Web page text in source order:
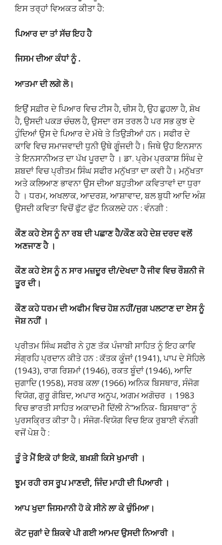
ਇਸ ਤਰ੍ਹਾਂ ਵਿਅਕਤ ਕੀਤਾ ਹੈ:
ਪਿਆਰ ਦਾ ਤਾਂ ਸੱਚ ਇਹ ਹੈ
ਜਿਸਮ ਦੀਆ ਕੰਧਾਂ ਨੂੰ .
ਆਤਮਾ ਦੀ ਲਗੇ ਲੋ।
ਇਉਂ ਸਫ਼ੀਰ ਦੇ ਪਿਆਰ ਵਿਚ ਟੀਸ ਹੈ, ਚੀਸ ਹੈ, ਉਹ ਛੁਹਲਾ ਹੈ, ਸ਼ੋਖ
ਹੈ, ਉਸਦੀ ਪਕੜ ਚੰਚਲ ਹੈ, ਉਸਦਾ ਰਸ ਤਰਲ ਹੈ ਪਰ ਸਭ ਕੁਝ ਦੇ
ਹੁੰਦਿਆਂ ਉਸ ਦੇ ਪਿਆਰ ਦੇ ਮੱਥੇ ਤੇ ਤਿਉੜੀਆਂ ਹਨ। ਸਫੀਰ ਦੇ
ਕਾਵਿ ਵਿਚ ਸਮਾਜਵਾਦੀ ਧੁਨੀ ਉਥੇ ਗੂੰਜਦੀ ਹੈ। ਜਿਥੇ ਉਹ ਇਨਸਾਨ
ਤੇ ਇਨਸਾਨੀਅਤ ਦਾ ਪੱਖ ਪੂਰਦਾ ਹੈ । ਡਾ. ਪ੍ਰੇਮ ਪ੍ਰਕਾਸ਼ ਸਿੰਘ ਦੇ
ਸ਼ਬਦਾਂ ਵਿਚ ਪ੍ਰੀਤਮ ਸਿੰਘ ਸਫੀਰ ਮਨੁੱਖਤਾ ਦਾ ਕਵੀ ਹੈ। ਮਨੁੱਖਤਾ
ਅਤੇ ਕਲਿਆਣ ਭਾਵਨਾ ਉਸ ਦੀਆ ਬਹੁਤੀਆ ਕਵਿਤਾਵਾਂ ਦਾ ਧੁਰਾ
ਹੈ । ਧਰਮ, ਅਖਲਾਕ, ਆਦਰਸ਼, ਆਸ਼ਾਵਾਦ, ਬਲ ਬੁਧੀ ਆਦਿ ਅੰਸ਼
ਉਸਦੀ ਕਵਿਤਾ ਵਿਚੋਂ ਫੁੱਟ ਫੁੱਟ ਨਿਕਲਦੇ ਹਨ : ਵੰਨਗੀ :
ਕੌਣ ਕਹੇ ਏਸ ਨੂੰ ਨਾ ਰਬ ਦੀ ਪਛਾਣ ਹੈ/ਕੌਣ ਕਹੇ ਦੇਸ਼ ਦਰਦ ਵਲੋਂ
ਅਣਜਾਣ ਹੈ ।
ਕੌਣ ਕਹੇ ਏਸ ਨੂੰ ਨ ਸਾਰ ਮਜ਼ਦੂਰ ਦੀ/ਦੇਖਦਾ ਹੈ ਜੀਵ ਵਿਚ ਰੌਸ਼ਨੀ ਜੋ
ਤੂਰ ਦੀ।
ਕੌਣ ਕਹੇ ਧਰਮ ਦੀ ਅਫੀਮ ਵਿਚ ਹੋਸ਼ ਨਹੀਂ/ਜੁਗ ਪਲਟਾਣ ਦਾ ਏਸ ਨੂੰ
ਜੋਸ਼ ਨਹੀਂ ।
ਪ੍ਰੀਤਮ ਸਿੰਘ ਸਫੀਰ ਨੇ ਹੁਣ ਤੱਕ ਪੰਜਾਬੀ ਸਾਹਿਤ ਨੂੰ ਇਹ ਕਾਵਿ
ਸੰਗ੍ਰਹਿ ਪ੍ਰਦਾਨ ਕੀਤੇ ਹਨ : ਕੱਤਕ ਕੂੰਜਾਂ (1941), ਪਾਪ ਦੇ ਸੋਹਿਲੇ
(1943), ਰਾਗ ਰਿਸ਼ਮਾਂ (1946), ਰਕਤ ਬੂੰਦਾਂ (1946), ਆਦਿ
ਜੁਗਾਦਿ (1958), ਸਰਬ ਕਲਾ (1966) ਅਨਿਕ ਬਿਸਥਾਰ, ਸੰਜੋਗ
ਵਿਯੋਗ, ਗੁਰੂ ਗੋਬਿਦ, ਅਪਾਰ ਅਨੂਪ, ਅਗਮ ਅਗੋਚਰ । 1983
ਵਿਚ ਭਾਰਤੀ ਸਾਹਿਤ ਅਕਾਦਮੀ ਦਿੱਲੀ ਨੇ”ਅਨਿਕ- ਬਿਸਥਾਰ” ਨੂੰ
ਪੁਰਸਕ੍ਰਿਤ ਕੀਤਾ ਹੈ। ਸੰਜੋਗ-ਵਿਯੋਗ ਵਿਚ ਇਕ ਰੁਬਾਈ ਵੰਨਗੀ
ਵਜੋਂ ਪੇਸ਼ ਹੈ :
ਤੂੰ ਤੇ ਮੈਂ ਇਕੋ ਹਾਂ ਇਕੋ, ਬਖ਼ਸ਼ੀ ਕਿਸੇ ਖੁਮਾਰੀ ।
ਝੂਮ ਰਹੀ ਰਸ ਰੂਪ ਮਾਣਦੀ, ਜਿੰਦ ਮਾਹੀ ਦੀ ਪਿਆਰੀ ।
ਆਪ ਖੁਦਾ ਜਿਸਮਾਨੀ ਹੋ ਕੇ ਸੀਨੇ ਲਾ ਕੇ ਚੁੰਮਿਆ।
ਕੋਟ ਜੁਗਾਂ ਦੇ ਸ਼ਿਕਵੇ ਪੀ ਗਈ ਆਮਦ ਉਸਦੀ ਨਿਆਰੀ ।